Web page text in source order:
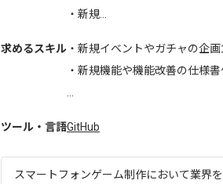
・新規...
求めるスキル ・新規イベントやガチャの企
・新規機能や機能改善の仕様
ツール・言語GitHub
スマートフォンゲーム制作において業界